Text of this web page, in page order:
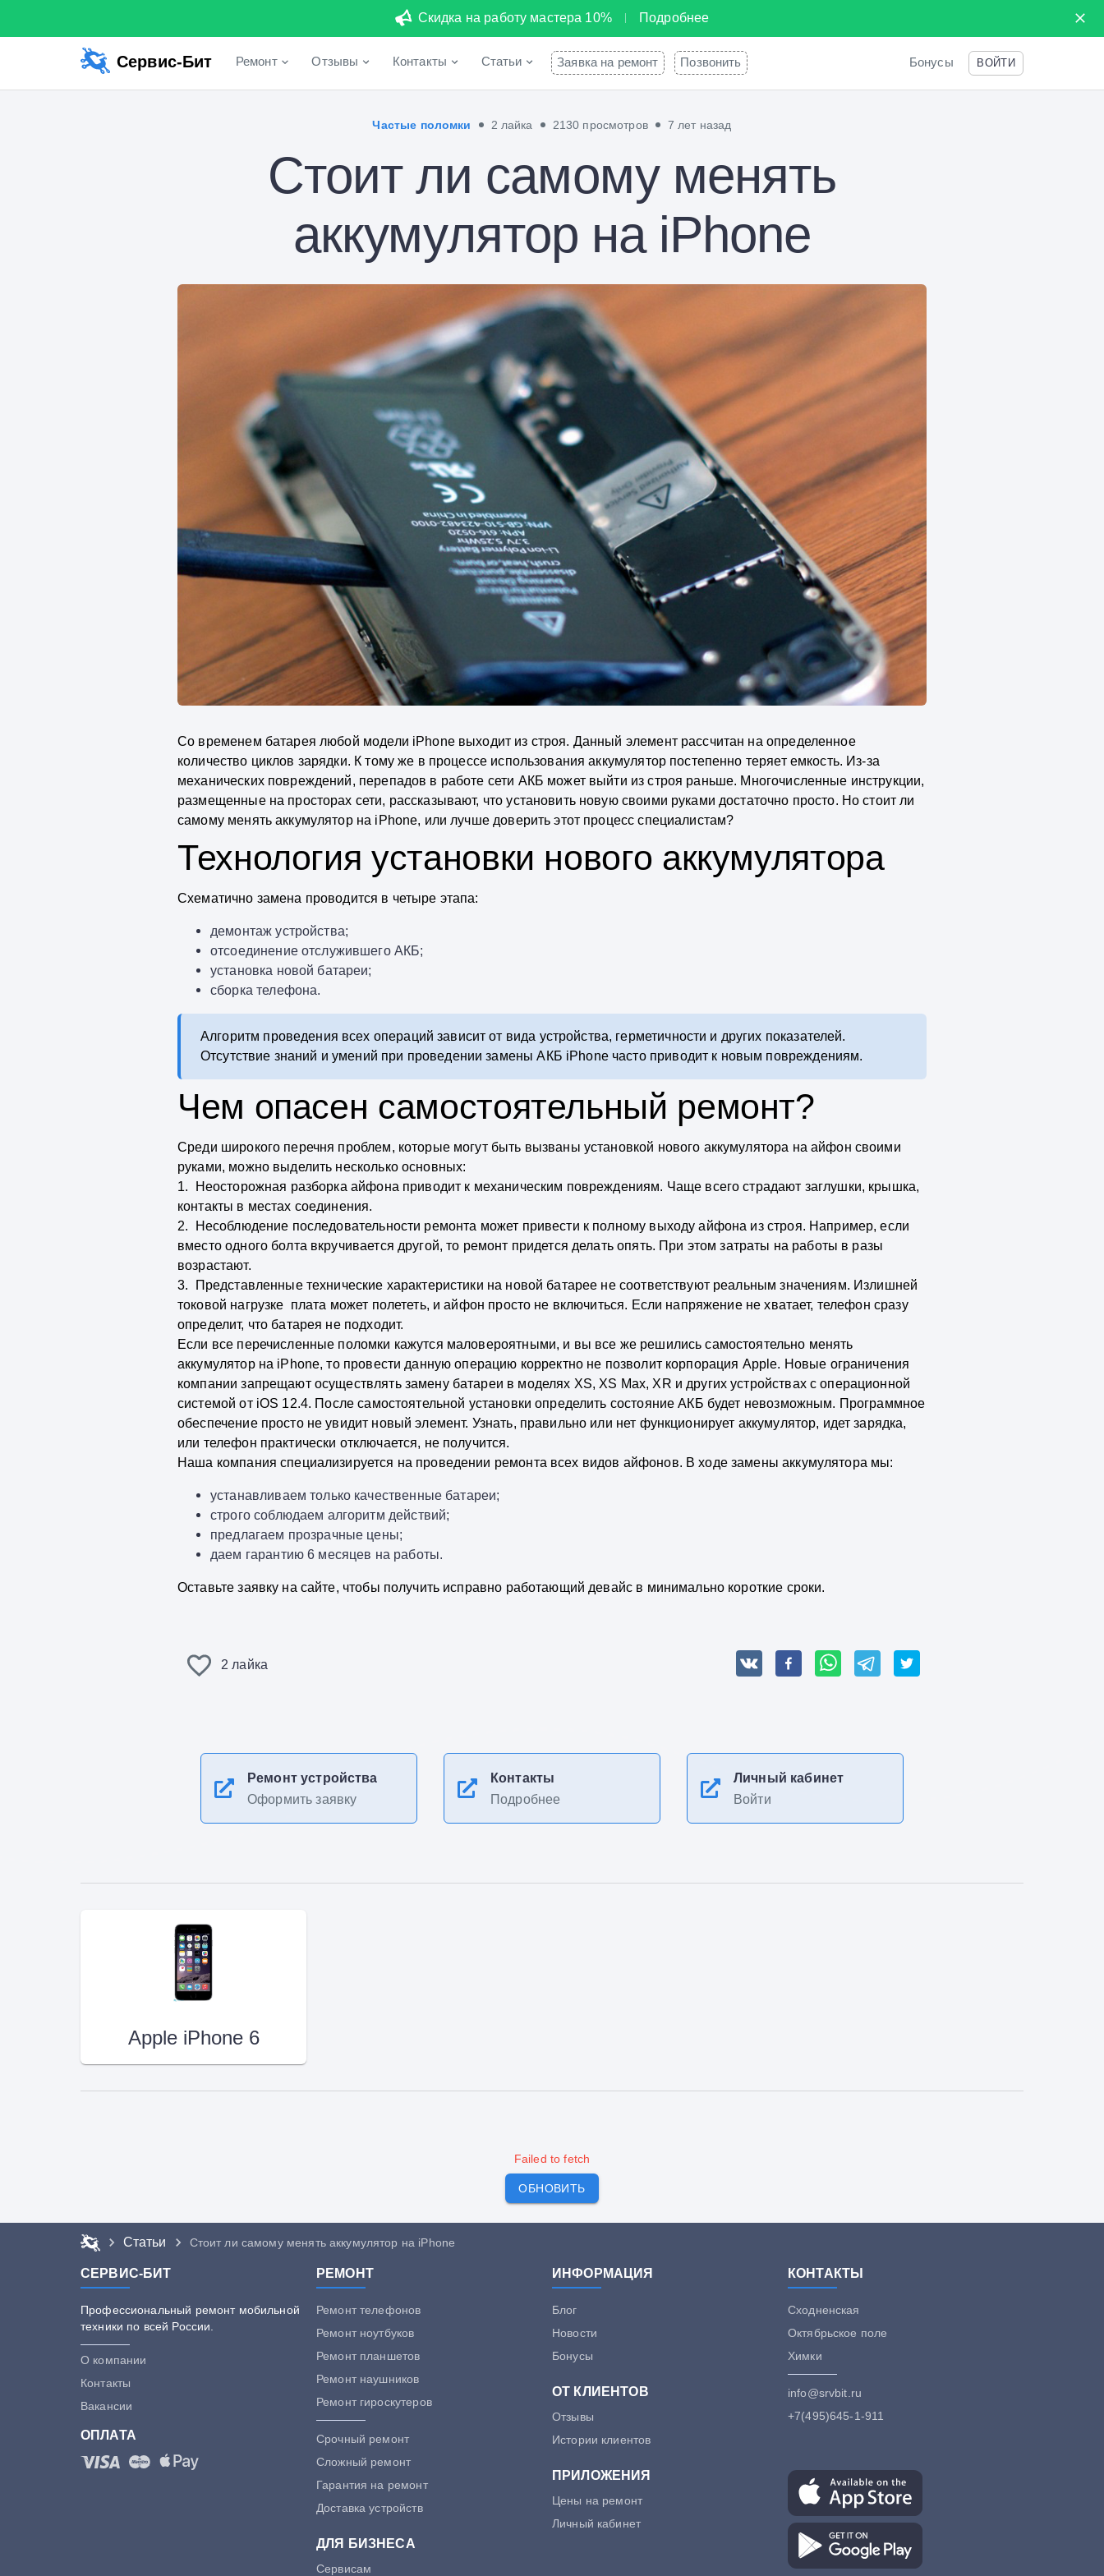
Скидка на работу мастера 10% Подробнее
Сервис-Бит Ремонт Отзывы Контакты Статьи Заявка на ремонт Позвонить Бонусы ВОЙТИ
Частые поломки 2 лайка 2130 просмотров 7 лет назад
Стоит ли самому менять
аккумулятор на iPhone
Со временем батарея любой модели iPhone выходит из строя. Данный элемент рассчитан на определенное
количество циклов зарядки. К тому же в процессе использования аккумулятор постепенно теряет емкость. Из-за
механических повреждений, перепадов в работе сети АКБ может выйти из строя раньше. Многочисленные инструкции,
размещенные на просторах сети, рассказывают, что установить новую своими руками достаточно просто. Но стоит ли
самому менять аккумулятор на iPhone, или лучше доверить этот процесс специалистам?
Технология установки нового аккумулятора
Схематично замена проводится в четыре этапа:
демонтаж устройства;
отсоединение отслужившего АКБ;
установка новой батареи;
сборка телефона.
Алгоритм проведения всех операций зависит от вида устройства, герметичности и других показателей.
Отсутствие знаний и умений при проведении замены АКБ iPhone часто приводит к новым повреждениям.
Чем опасен самостоятельный ремонт?
Среди широкого перечня проблем, которые могут быть вызваны установкой нового аккумулятора на айфон своими
руками, можно выделить несколько основных:
1. Неосторожная разборка айфона приводит к механическим повреждениям. Чаще всего страдают заглушки, крышка,
контакты в местах соединения.
2. Несоблюдение последовательности ремонта может привести к полному выходу айфона из строя. Например, если
вместо одного болта вкручивается другой, то ремонт придется делать опять. При этом затраты на работы в разы
возрастают.
3. Представленные технические характеристики на новой батарее не соответствуют реальным значениям. Излишней
токовой нагрузке плата может полететь, и айфон просто не включиться. Если напряжение не хватает, телефон сразу
определит, что батарея не подходит.
Если все перечисленные поломки кажутся маловероятными, и вы все же решились самостоятельно менять
аккумулятор на iPhone, то провести данную операцию корректно не позволит корпорация Apple. Новые ограничения
компании запрещают осуществлять замену батареи в моделях XS, XS Max, XR и других устройствах с операционной
системой от iOS 12.4. После самостоятельной установки определить состояние АКБ будет невозможным. Программное
обеспечение просто не увидит новый элемент. Узнать, правильно или нет функционирует аккумулятор, идет зарядка,
или телефон практически отключается, не получится.
Наша компания специализируется на проведении ремонта всех видов айфонов. В ходе замены аккумулятора мы:
устанавливаем только качественные батареи;
строго соблюдаем алгоритм действий;
предлагаем прозрачные цены;
даем гарантию 6 месяцев на работы.
Оставьте заявку на сайте, чтобы получить исправно работающий девайс в минимально короткие сроки.
2 лайка
Ремонт устройства
Оформить заявку
Контакты
Подробнее
Личный кабинет
Войти
Apple iPhone 6
Failed to fetch
ОБНОВИТЬ
Статьи Стоит ли самому менять аккумулятор на iPhone
СЕРВИС-БИТ
Профессиональный ремонт мобильной
техники по всей России.
О компании
Контакты
Вакансии
ОПЛАТА
РЕМОНТ
Ремонт телефонов
Ремонт ноутбуков
Ремонт планшетов
Ремонт наушников
Ремонт гироскутеров
Срочный ремонт
Сложный ремонт
Гарантия на ремонт
Доставка устройств
ДЛЯ БИЗНЕСА
Сервисам
ИНФОРМАЦИЯ
Блог
Новости
Бонусы
ОТ КЛИЕНТОВ
Отзывы
Истории клиентов
ПРИЛОЖЕНИЯ
Цены на ремонт
Личный кабинет
КОНТАКТЫ
Сходненская
Октябрьское поле
Химки
info@srvbit.ru
+7(495)645-1-911